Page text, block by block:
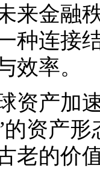
来金融
种连接
效率。
资产加
的资产
老的价